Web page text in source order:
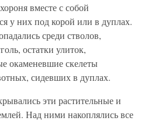
вместе с собой
у них под корой или в дуплах.
среди стволов,
остатки улиток,
окаменевшие скелеты
сидевших в дуплах.
эти растительные и
Над ними накоплялись все